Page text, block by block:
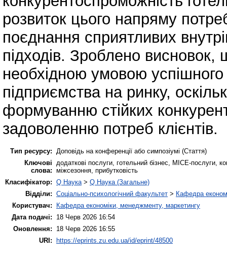
розвиток цього напряму
поєднання сприятливих
підходів. Зроблено
необхідною умовою
підприємства на ринку,
формуванню стійких
задоволенню потреб клієнтів.
Тип ресурсу:
Доповідь на конференції або симпозіумі (Стаття)
Ключові
слова:
додаткові послуги, готельний бізнес, MICE-послуги,
міжсезоння, прибутковість
Класифікатор: Q Наука > Q Наука (Загальне)
Відділи: Соціально-психологічний факультет > Кафедра
Користувач:
Кафедра економіки, менеджменту, маркетингу
Дата подачі:
18 Черв 2026 16:54
Оновлення:
18 Черв 2026 16:55
URI: https://eprints.zu.edu.ua/id/eprint/48500